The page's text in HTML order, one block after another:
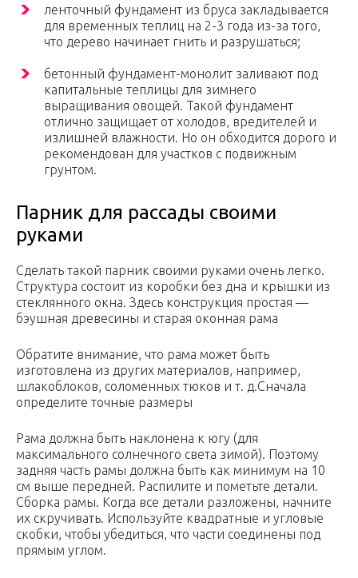
ленточный фундамент из бруса закладывается
для временных теплиц на 2-3 года из-за того,
что дерево начинает гнить и разрушаться;
бетонный фундамент-монолит заливают под
капитальные теплицы для зимнего
выращивания овощей. Такой фундамент
отлично защищает от холодов, вредителей и
излишней влажности. Но он обходится дорого и
рекомендован для участков с подвижным
грунтом.
Парник для рассады своими
руками
Сделать такой парник своими руками очень легко.
Структура состоит из коробки без дна и крышки из
стеклянного окна. Здесь конструкция простая —
бэушная древесины и старая оконная рама
Обратите внимание, что рама может быть
изготовлена из других материалов, например,
шлакоблоков, соломенных тюков и т. д.Сначала
определите точные размеры
Рама должна быть наклонена к югу (для
максимального солнечного света зимой). Поэтому
задняя часть рамы должна быть как минимум на 10
см выше передней. Распилите и пометьте детали.
Сборка рамы. Когда все детали разложены, начните
их скручивать. Используйте квадратные и угловые
скобки, чтобы убедиться, что части соединены под
прямым углом.